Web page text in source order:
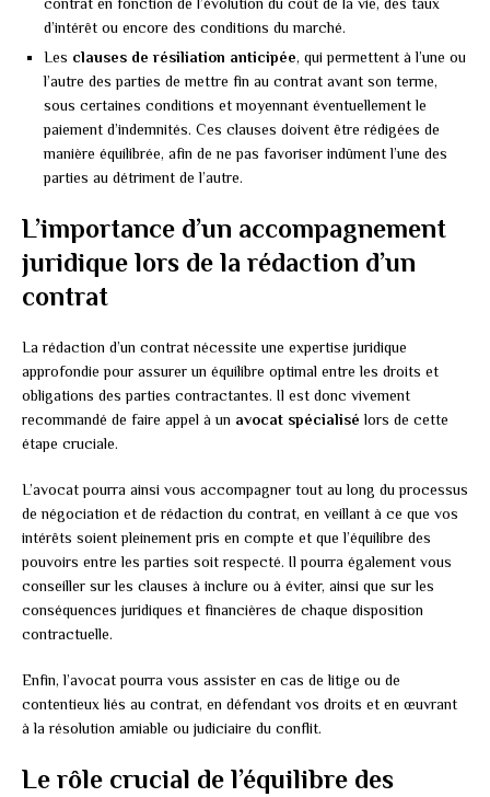
contrat en fonction de l’évolution du coût de la vie, des taux
d’intérêt ou encore des conditions du marché.
Les clauses de résiliation anticipée, qui permettent à l’une ou
l’autre des parties de mettre fin au contrat avant son terme,
sous certaines conditions et moyennant éventuellement le
paiement d’indemnités. Ces clauses doivent être rédigées de
manière équilibrée, afin de ne pas favoriser indûment l’une des
parties au détriment de l’autre.
L’importance d’un accompagnement
juridique lors de la rédaction d’un
contrat
La rédaction d’un contrat nécessite une expertise juridique
approfondie pour assurer un équilibre optimal entre les droits et
obligations des parties contractantes. Il est donc vivement
recommandé de faire appel à un avocat spécialisé lors de cette
étape cruciale.
L’avocat pourra ainsi vous accompagner tout au long du processus
de négociation et de rédaction du contrat, en veillant à ce que vos
intérêts soient pleinement pris en compte et que l’équilibre des
pouvoirs entre les parties soit respecté. Il pourra également vous
conseiller sur les clauses à inclure ou à éviter, ainsi que sur les
conséquences juridiques et financières de chaque disposition
contractuelle.
Enfin, l’avocat pourra vous assister en cas de litige ou de
contentieux liés au contrat, en défendant vos droits et en œuvrant
à la résolution amiable ou judiciaire du conflit.
Le rôle crucial de l’équilibre des